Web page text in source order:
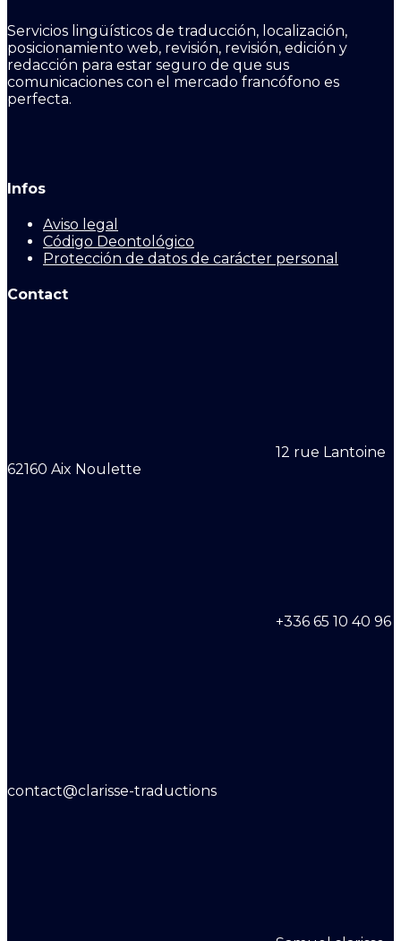
Servicios lingüísticos de traducción, localización,
posicionamiento web, revisión, revisión, edición y
redacción para estar seguro de que sus
comunicaciones con el mercado francófono es
perfecta.
Infos
Aviso legal
Código Deontológico
Protección de datos de carácter personal
Contact
12 rue Lantoine
62160 Aix Noulette
+336 65 10 40 96
contact@clarisse-traductions